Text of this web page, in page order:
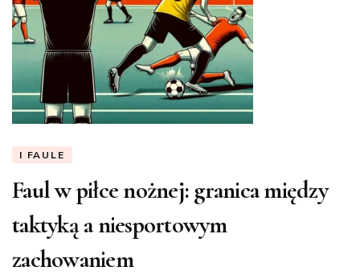
I FAULE
Faul w piłce nożnej: granica między
taktyką a niesportowym
zachowaniem